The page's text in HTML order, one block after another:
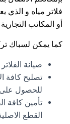
فلاتر مياه و الذي
أو المكاتب
كما يمكن لسباك
صيانة
تصليح كافة
للحصول على
تأمين كافة
القطع